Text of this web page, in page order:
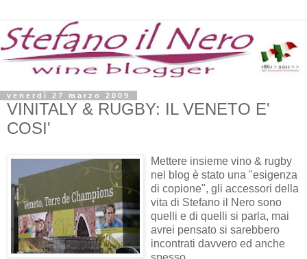
venerdì 27 marzo 2009
VINITALY & RUGBY: IL VENETO E'
COSI'
Mettere insieme vino & rugby
nel blog è stato una "esigenza
di copione", gli accessori della
vita di Stefano il Nero sono
quelli e di quelli si parla, mai
avrei pensato si sarebbero
incontrati davvero ed anche